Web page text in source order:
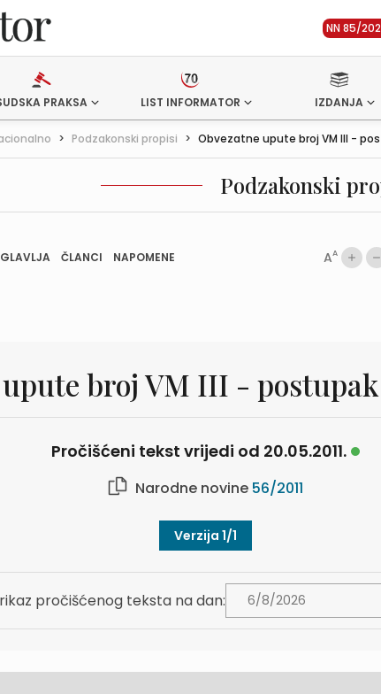
NN 85/
PRAKSA LIST INFORMATOR IZDANJA
> Podzakonski propisi > Obvezatne upute broj VM III -
Podzakonski
ČLANCI NAPOMENE AA
upute broj VM III -
Pročišćeni tekst vrijedi od 20.05.2011.
Narodne novine 56/2011
Verzija 1/1
pročišćenog teksta na dan: